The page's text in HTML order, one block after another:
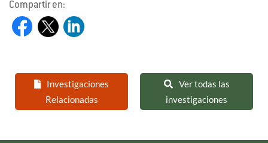
Compartir en:
Investigaciones
Relacionadas
Ver todas las
investigaciones